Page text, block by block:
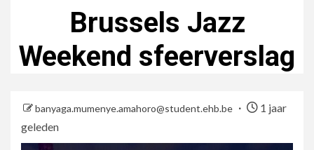
Brussels Jazz
Weekend sfeerverslag
banyaga.mumenye.amahoro@student.ehb.be
1 jaar
geleden